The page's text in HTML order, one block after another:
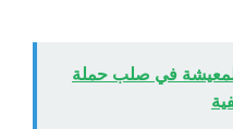
في صلب حملة